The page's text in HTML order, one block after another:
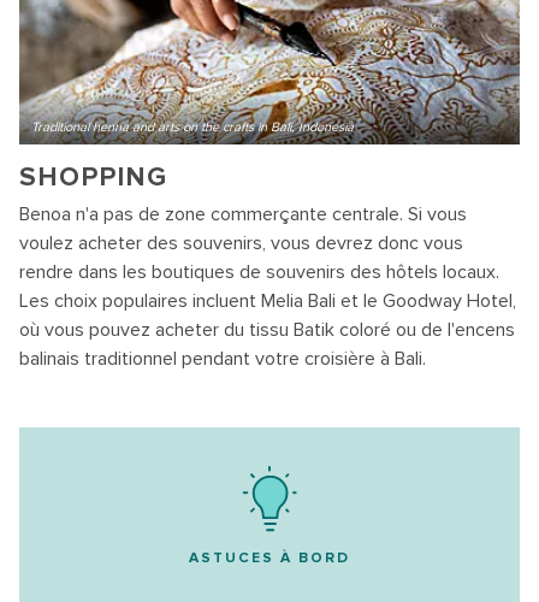
Traditional henna and arts on the crafts in Bali, Indonesia
SHOPPING
Benoa n'a pas de zone commerçante centrale. Si vous
voulez acheter des souvenirs, vous devrez donc vous
rendre dans les boutiques de souvenirs des hôtels locaux.
Les choix populaires incluent Melia Bali et le Goodway Hotel,
où vous pouvez acheter du tissu Batik coloré ou de l'encens
balinais traditionnel pendant votre croisière à Bali.
ASTUCES À BORD